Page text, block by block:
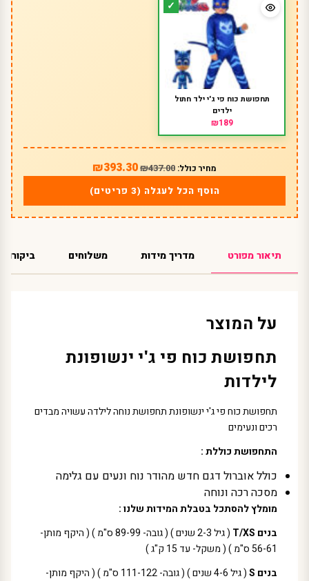
תחפושת כוח פי ג'י ילד חתול
ילדים
₪189
מחיר כולל: ₪437.00
₪393.30
הוסף הכל לעגלה (3 פריטים)
תיאור מפורט מדריך מידות משלוחים ביקורות
על המוצר
תחפושת כוח פי ג'י ינשופונת
לילדות
תחפושת כוח פי ג'י ינשופונת תחפושת נוחה לילדה עשויה מבדים
רכים ונעימים
התחפושת כוללת :
כולל אוברול דגם חדש מהודר נוח ונעים עם גלימה
מסכה רכה ונוחה
מומלץ להסתכל בטבלת המידות שלנו :
בנים T/XS
( גיל 2-3 שנים ) ( גובה- 89-99 ס"מ ) ( היקף מותן-
56-61 ס"מ ) ( משקל- עד 15 ק"ג )
בנים S
( גיל 4-6 שנים ) ( גובה- 111-122 ס"מ ) ( היקף מותן-